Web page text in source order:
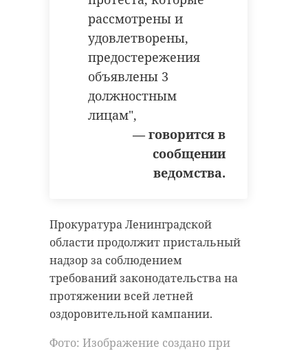
рассмотрены и
удовлетворены,
предостережения
объявлены 3
должностным
лицам",
— говорится в
сообщении
ведомства.
Прокуратура Ленинградской
области продолжит пристальный
надзор за соблюдением
требований законодательства на
протяжении всей летней
оздоровительной кампании.
Фото: Изображение создано при
https://max.ru/ugibdd178/AZ7LCaRaFx4
Фото: Изображение создано при
помощи нейросети
— пояснил глава 47
региона.
В этом году планируется
приступить к проектированию
еще четырех объектов в Пикалево
и Выборге, добавил Александр
Дрозденко. По его словам, в
следующем году власти региона
нацпроекту "Инфраструктура для
жизни".
Фото:
https://max.ru/drozdenko_au_lo/AZ7Ln60YKko
расселение аварийного жилья